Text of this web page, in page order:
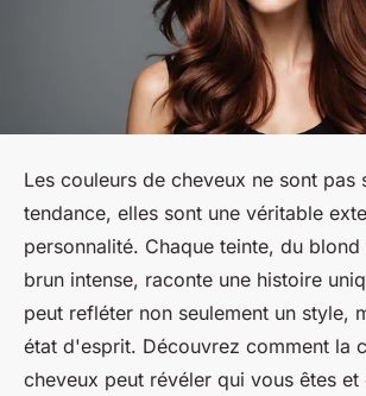
Les couleurs de cheveux ne sont pas
tendance, elles sont une véritable
personnalité. Chaque teinte, du blond
brun intense, raconte une histoire
peut refléter non seulement un style,
état d'esprit. Découvrez comment la
cheveux peut révéler qui vous êtes